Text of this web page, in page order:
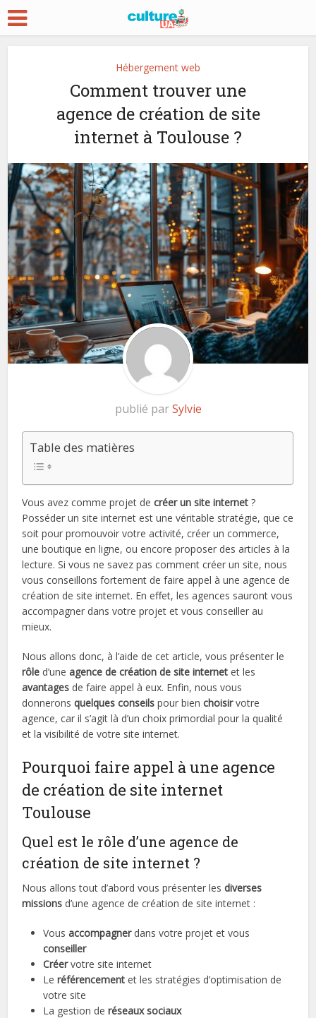
Hébergement web
Comment trouver une
agence de création de site
internet à Toulouse ?
publié parSylvie
Table des matières
Vous avez comme projet decréer un site internet ?
Posséder un site internet est une véritable stratégie, que ce
soit pour promouvoir votre activité, créer un commerce,
une boutique en ligne, ou encore proposer des articles à la
lecture. Si vous ne savez pas comment créer un site, nous
vous conseillons fortement de faire appel à une agence de
création de site internet. En effet, les agences sauront vous
accompagner dans votre projet et vous conseiller au
mieux.
Nous allons donc, à l’aide de cet article, vous présenter le
rôle d’une agence de création de site internetet les
avantages de faire appel à eux. Enfin, nous vous
donneronsquelques conseilspour bienchoisirvotre
agence, car il s’agit là d’un choix primordial pour la qualité
et la visibilité de votre site internet.
Pourquoi faire appel à une agence
de création de site internet
Toulouse
Quel est le rôle d’une agence de
création de site internet ?
Nous allons tout d’abord vous présenter lesdiverses
missions d’une agence de création de site internet :
Vousaccompagnerdans votre projet et vous
conseiller
Créervotre site internet
Leréférencement et les stratégies d’optimisation de
votre site
La gestion deréseaux sociaux